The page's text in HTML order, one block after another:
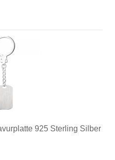
925 Sterling Silber